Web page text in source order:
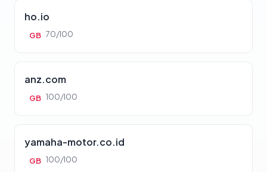
ho.io
GB 70/100
anz.com
GB 100/100
yamaha-motor.co.id
GB 100/100